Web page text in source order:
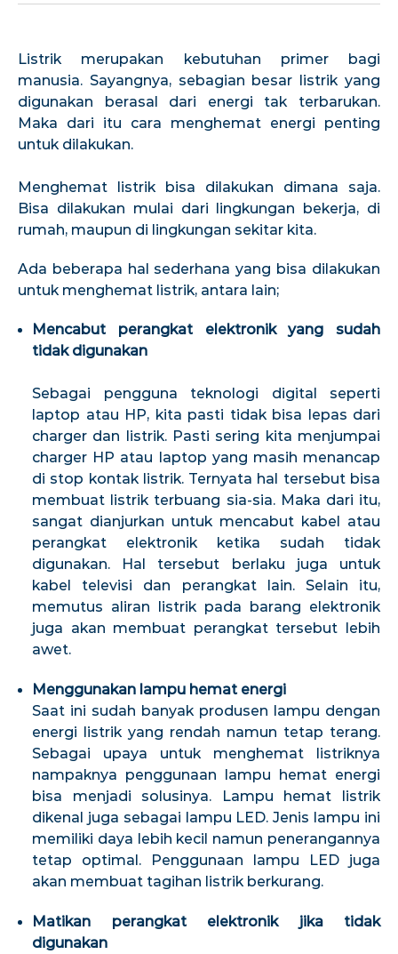
Listrik merupakan kebutuhan primer bagi
manusia. Sayangnya, sebagian besar listrik yang
digunakan berasal dari energi tak terbarukan.
Maka dari itu cara menghemat energi penting
untuk dilakukan.
Menghemat listrik bisa dilakukan dimana saja.
Bisa dilakukan mulai dari lingkungan bekerja, di
rumah, maupun di lingkungan sekitar kita.
Ada beberapa hal sederhana yang bisa dilakukan
untuk menghemat listrik, antara lain;
Mencabut perangkat elektronik yang sudah
tidak digunakan
Sebagai pengguna teknologi digital seperti
laptop atau HP, kita pasti tidak bisa lepas dari
charger dan listrik. Pasti sering kita menjumpai
charger HP atau laptop yang masih menancap
di stop kontak listrik. Ternyata hal tersebut bisa
membuat listrik terbuang sia-sia. Maka dari itu,
sangat dianjurkan untuk mencabut kabel atau
perangkat elektronik ketika sudah tidak
digunakan. Hal tersebut berlaku juga untuk
kabel televisi dan perangkat lain. Selain itu,
memutus aliran listrik pada barang elektronik
juga akan membuat perangkat tersebut lebih
awet.
Menggunakan lampu hemat energi
Saat ini sudah banyak produsen lampu dengan
energi listrik yang rendah namun tetap terang.
Sebagai upaya untuk menghemat listriknya
nampaknya penggunaan lampu hemat energi
bisa menjadi solusinya. Lampu hemat listrik
dikenal juga sebagai lampu LED. Jenis lampu ini
memiliki daya lebih kecil namun penerangannya
tetap optimal. Penggunaan lampu LED juga
akan membuat tagihan listrik berkurang.
Matikan perangkat elektronik jika tidak
digunakan